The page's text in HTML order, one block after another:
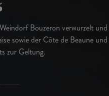
Bouzeron verwurzelt und
sowie der Côte de Beaune und
zur Geltung.